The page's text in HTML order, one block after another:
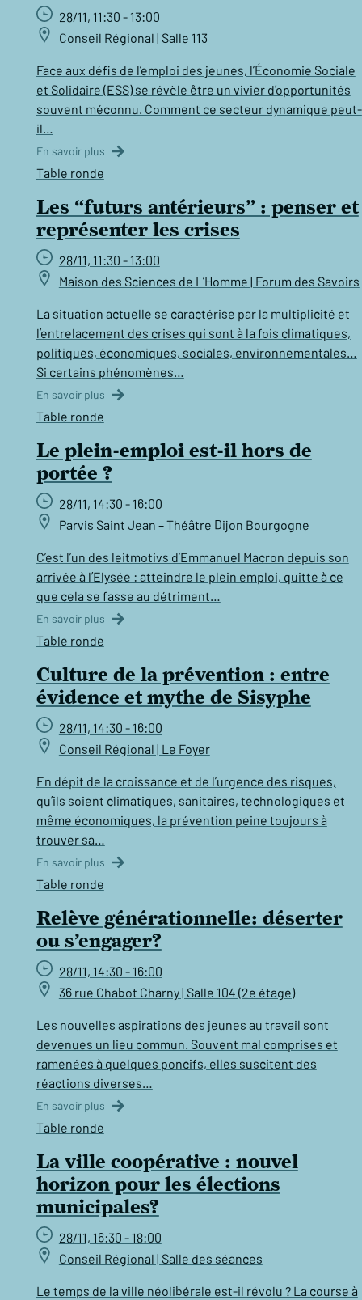
28/11, 11:30 - 13:00
Conseil Régional | Salle 113
Face aux défis de l’emploi des jeunes, l’Économie Sociale
et Solidaire (ESS) se révèle être un vivier d’opportunités
souvent méconnu. Comment ce secteur dynamique peut-
il…
En savoir plus
Table ronde
Les “futurs antérieurs” : penser et
représenter les crises
28/11, 11:30 - 13:00
Maison des Sciences de L’Homme | Forum des Savoirs
La situation actuelle se caractérise par la multiplicité et
l’entrelacement des crises qui sont à la fois climatiques,
politiques, économiques, sociales, environnementales…
Si certains phénomènes…
En savoir plus
Table ronde
Le plein-emploi est-il hors de
portée ?
28/11, 14:30 - 16:00
Parvis Saint Jean – Théâtre Dijon Bourgogne
C’est l’un des leitmotivs d’Emmanuel Macron depuis son
arrivée à l’Elysée : atteindre le plein emploi, quitte à ce
que cela se fasse au détriment…
En savoir plus
Table ronde
Culture de la prévention : entre
évidence et mythe de Sisyphe
28/11, 14:30 - 16:00
Conseil Régional | Le Foyer
En dépit de la croissance et de l’urgence des risques,
qu’ils soient climatiques, sanitaires, technologiques et
même économiques, la prévention peine toujours à
trouver sa…
En savoir plus
Table ronde
Relève générationnelle: déserter
ou s’engager?
28/11, 14:30 - 16:00
36 rue Chabot Charny | Salle 104 (2e étage)
Les nouvelles aspirations des jeunes au travail sont
devenues un lieu commun. Souvent mal comprises et
ramenées à quelques poncifs, elles suscitent des
réactions diverses…
En savoir plus
Table ronde
La ville coopérative : nouvel
horizon pour les élections
municipales?
28/11, 16:30 - 18:00
Conseil Régional | Salle des séances
Le temps de la ville néolibérale est-il révolu ? La course à